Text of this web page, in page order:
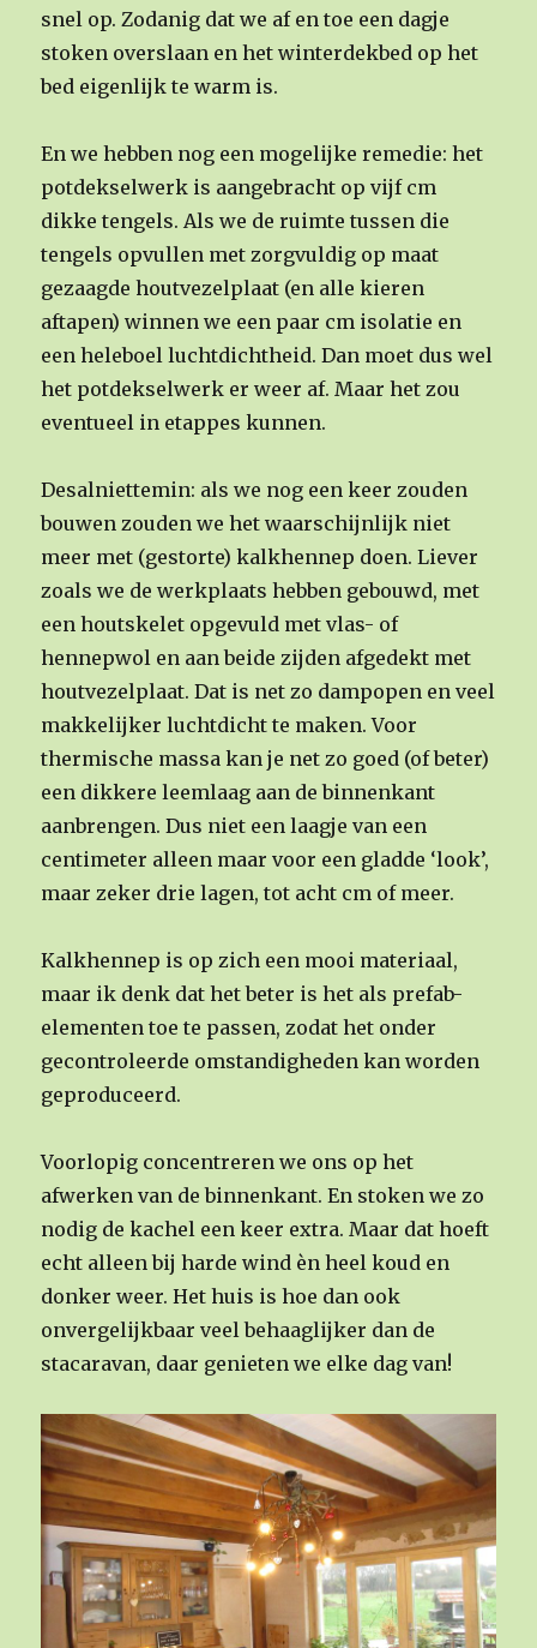
snel op. Zodanig dat we af en toe een dagje
stoken overslaan en het winterdekbed op het
bed eigenlijk te warm is.
En we hebben nog een mogelijke remedie: het
potdekselwerk is aangebracht op vijf cm
dikke tengels. Als we de ruimte tussen die
tengels opvullen met zorgvuldig op maat
gezaagde houtvezelplaat (en alle kieren
aftapen) winnen we een paar cm isolatie en
een heleboel luchtdichtheid. Dan moet dus wel
het potdekselwerk er weer af. Maar het zou
eventueel in etappes kunnen.
Desalniettemin: als we nog een keer zouden
bouwen zouden we het waarschijnlijk niet
meer met (gestorte) kalkhennep doen. Liever
zoals we de werkplaats hebben gebouwd, met
een houtskelet opgevuld met vlas- of
hennepwol en aan beide zijden afgedekt met
houtvezelplaat. Dat is net zo dampopen en veel
makkelijker luchtdicht te maken. Voor
thermische massa kan je net zo goed (of beter)
een dikkere leemlaag aan de binnenkant
aanbrengen. Dus niet een laagje van een
centimeter alleen maar voor een gladde ‘look’,
maar zeker drie lagen, tot acht cm of meer.
Kalkhennep is op zich een mooi materiaal,
maar ik denk dat het beter is het als prefab-
elementen toe te passen, zodat het onder
gecontroleerde omstandigheden kan worden
geproduceerd.
Voorlopig concentreren we ons op het
afwerken van de binnenkant. En stoken we zo
nodig de kachel een keer extra. Maar dat hoeft
echt alleen bij harde wind èn heel koud en
donker weer. Het huis is hoe dan ook
onvergelijkbaar veel behaaglijker dan de
stacaravan, daar genieten we elke dag van!